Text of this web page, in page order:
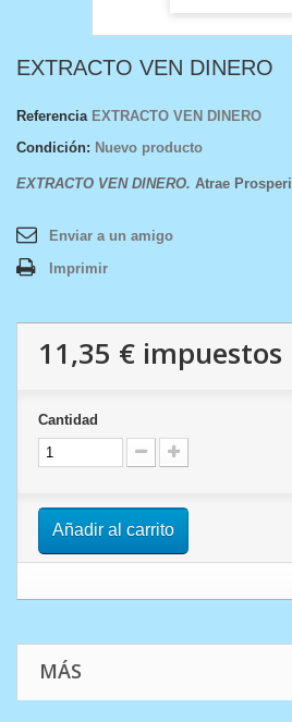
EXTRACTO VEN DINERO
Referencia EXTRACTO VEN DINERO
Condición: Nuevo producto
EXTRACTO VEN DINERO . Atrae
Enviar a un amigo
Imprimir
11,35 € impuestos
Cantidad
Añadir al carrito
MÁS